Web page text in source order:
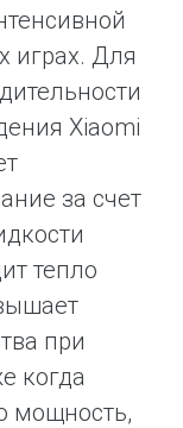
играх. Для
Xiaomi
за счет
тепло
при
когда
мощность,